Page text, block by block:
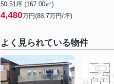
50.51坪 (167.00㎡)
4,480万円(88.7万円/坪)
よく見られている物件